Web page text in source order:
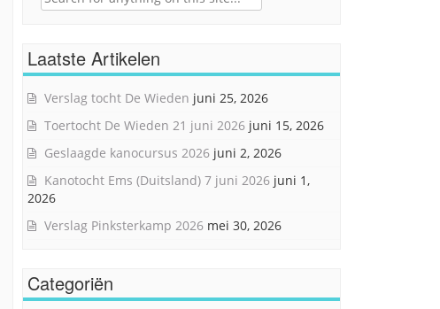
Laatste Artikelen
Verslag tocht De Wieden juni 25, 2026
Toertocht De Wieden 21 juni 2026 juni 15, 2026
Geslaagde kanocursus 2026 juni 2, 2026
Kanotocht Ems (Duitsland) 7 juni 2026 juni 1,
2026
Verslag Pinksterkamp 2026 mei 30, 2026
Categoriën